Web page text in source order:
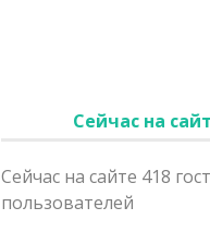
Сейчас на
Сейчас на сайте 418
пользователей